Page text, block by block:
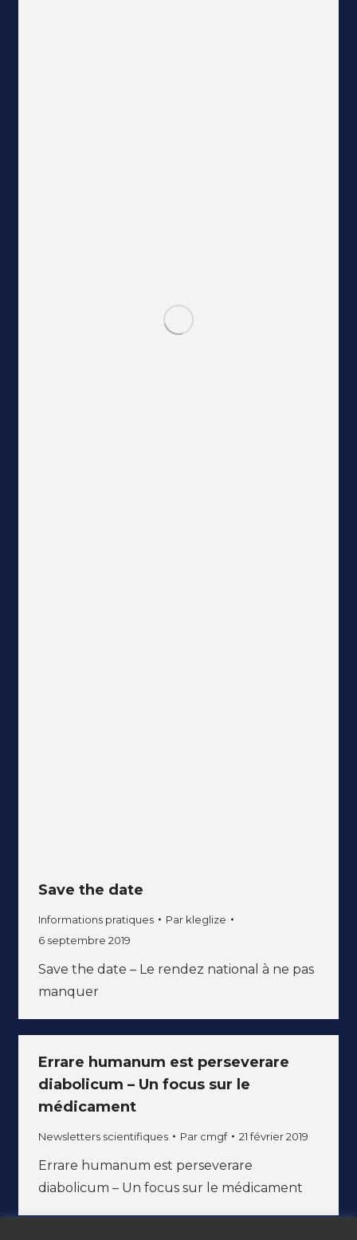
Save the date
Informations pratiques Par kleglize
6 septembre 2019
Save the date – Le rendez national à ne pas
manquer
Errare humanum est perseverare
diabolicum – Un focus sur le
médicament
Newsletters scientifiques Par cmgf 21 février 2019
Errare humanum est perseverare
diabolicum – Un focus sur le médicament